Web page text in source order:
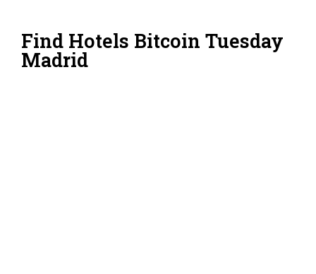
Find Hotels Bitcoin Tuesday
Madrid